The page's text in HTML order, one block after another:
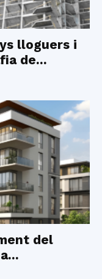
lloguers i
de...
del